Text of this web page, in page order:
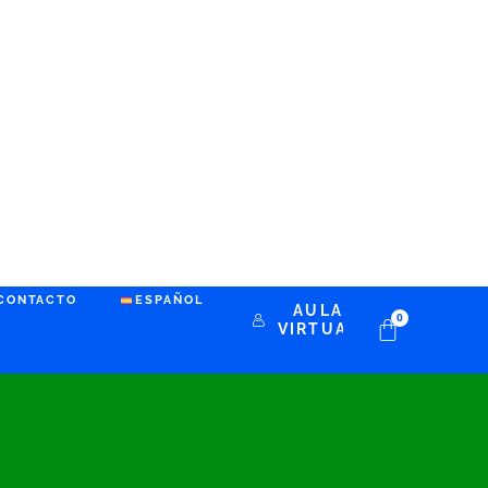
ESPAÑOL
AULA
VIRTUAL
0